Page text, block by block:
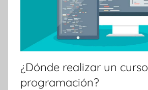
¿Dónde realizar un curso
programación?